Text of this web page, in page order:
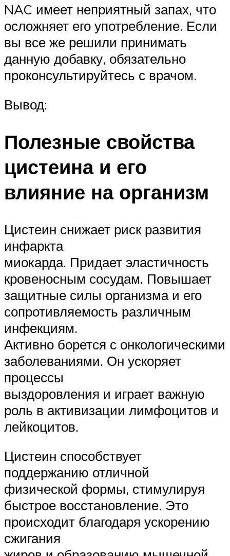
NAC имеет неприятный запах, что
осложняет его употребление. Если
вы все же решили принимать
данную добавку, обязательно
проконсультируйтесь с врачом.
Вывод:
Полезные свойства
цистеина и его
влияние на организм
Цистеин снижает риск развития
инфаркта
миокарда. Придает эластичность
кровеносным сосудам. Повышает
защитные силы организма и его
сопротивляемость различным
инфекциям.
Активно борется с онкологическими
заболеваниями. Он ускоряет
процессы
выздоровления и играет важную
роль в активизации лимфоцитов и
лейкоцитов.
Цистеин способствует
поддержанию отличной
физической формы, стимулируя
быстрое восстановление. Это
происходит благодаря ускорению
сжигания